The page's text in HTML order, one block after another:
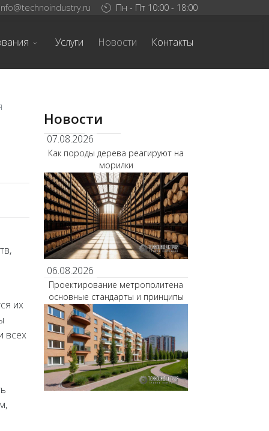
info@technoindustry.ru Пн - Пт 10:00 - 18:00
Услуги Новости Контакты
их
всех
Новости
07.08.2026
Как породы дерева реагируют на
морилки
06.08.2026
Проектирование метрополитена
основные стандарты и принципы